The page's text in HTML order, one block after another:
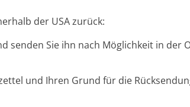
der USA zurück:
senden Sie ihn nach Möglichkeit in der
und Ihren Grund für die